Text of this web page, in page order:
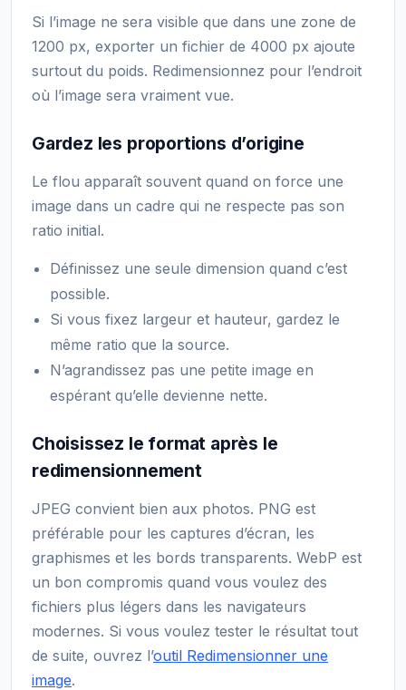
Si l’image ne sera visible que dans une zone de
1200 px, exporter un fichier de 4000 px ajoute
surtout du poids. Redimensionnez pour l’endroit
où l’image sera vraiment vue.
Gardez les proportions d’origine
Le flou apparaît souvent quand on force une
image dans un cadre qui ne respecte pas son
ratio initial.
Définissez une seule dimension quand c’est
possible.
Si vous fixez largeur et hauteur, gardez le
même ratio que la source.
N’agrandissez pas une petite image en
espérant qu’elle devienne nette.
Choisissez le format après le
redimensionnement
JPEG convient bien aux photos. PNG est
préférable pour les captures d’écran, les
graphismes et les bords transparents. WebP est
un bon compromis quand vous voulez des
fichiers plus légers dans les navigateurs
modernes. Si vous voulez tester le résultat tout
de suite, ouvrez l’outil Redimensionner une
image.